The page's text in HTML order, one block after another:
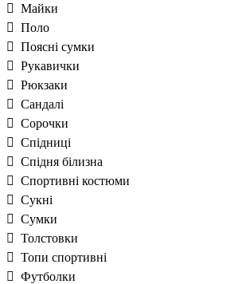
Майки
Поло
Поясні сумки
Рукавички
Рюкзаки
Сандалі
Сорочки
Спідниці
Спідня білизна
Спортивні костюми
Сукні
Сумки
Толстовки
Топи спортивні
Футболки